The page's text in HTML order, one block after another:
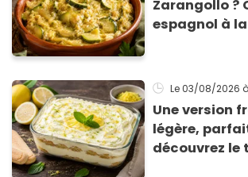
Zarangollo ?
espagnol à
Le 03/08/2026
Une version
légère,
découvrez le